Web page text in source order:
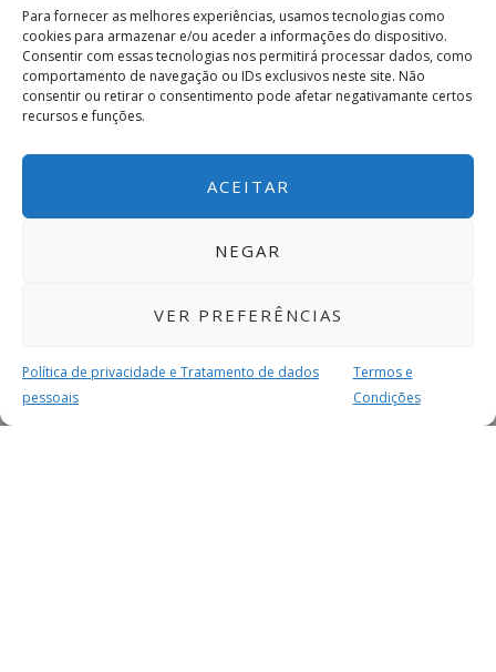
Para fornecer as melhores experiências, usamos tecnologias como
cookies para armazenar e/ou aceder a informações do dispositivo.
Consentir com essas tecnologias nos permitirá processar dados, como
comportamento de navegação ou IDs exclusivos neste site. Não
consentir ou retirar o consentimento pode afetar negativamante certos
recursos e funções.
ACEITAR
NEGAR
VER PREFERÊNCIAS
Política de privacidade e Tratamento de dados
pessoais
Termos e
Condições